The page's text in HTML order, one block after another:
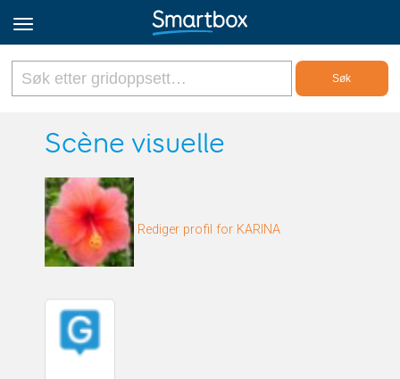
Online Grids
Registrer deg
Scène visuelle
Rediger profil for KARINA